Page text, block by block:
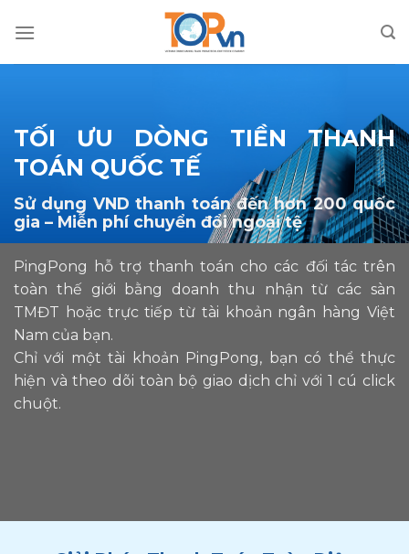
TỐI ƯU DÒNG TIỀN THANH
TOÁN QUỐC TẾ
Sử dụng VND thanh toán đến hơn 200 quốc
gia – Miễn phí chuyển đổi ngoại tệ
‍PingPong hỗ trợ thanh toán cho các đối tác trên
toàn thế giới bằng doanh thu nhận từ các sàn
TMĐT hoặc trực tiếp từ tài khoản ngân hàng Việt
Nam của bạn.
Chỉ với một tài khoản PingPong, bạn có thể thực
hiện và theo dõi toàn bộ giao dịch chỉ với 1 cú click
chuột.